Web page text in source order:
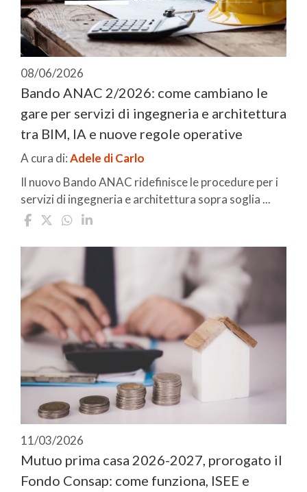
08/06/2026
Bando ANAC 2/2026: come cambiano le
gare per servizi di ingegneria e architettura
tra BIM, IA e nuove regole operative
A cura di:Adele di Carlo
Il nuovo Bando ANAC ridefinisce le procedure per i
servizi di ingegneria e architettura sopra soglia ...
11/03/2026
Mutuo prima casa 2026-2027, prorogato il
Fondo Consap: come funziona, ISEE e